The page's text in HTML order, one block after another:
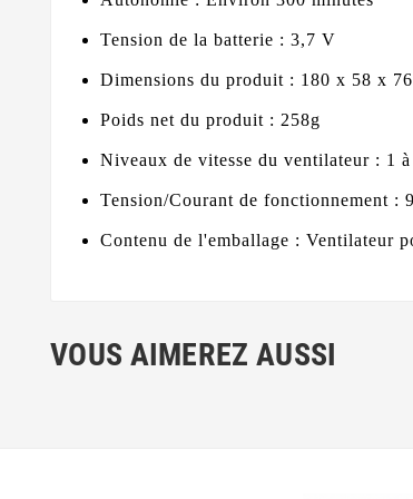
Tension de la batterie : 3,7 V
Dimensions du produit : 180 x 58 x
Poids net du produit : 258g
Niveaux de vitesse du ventilateur : 1
Tension/Courant de fonctionnement :
Contenu de l'emballage : Ventilateur
VOUS AIMEREZ AUSSI